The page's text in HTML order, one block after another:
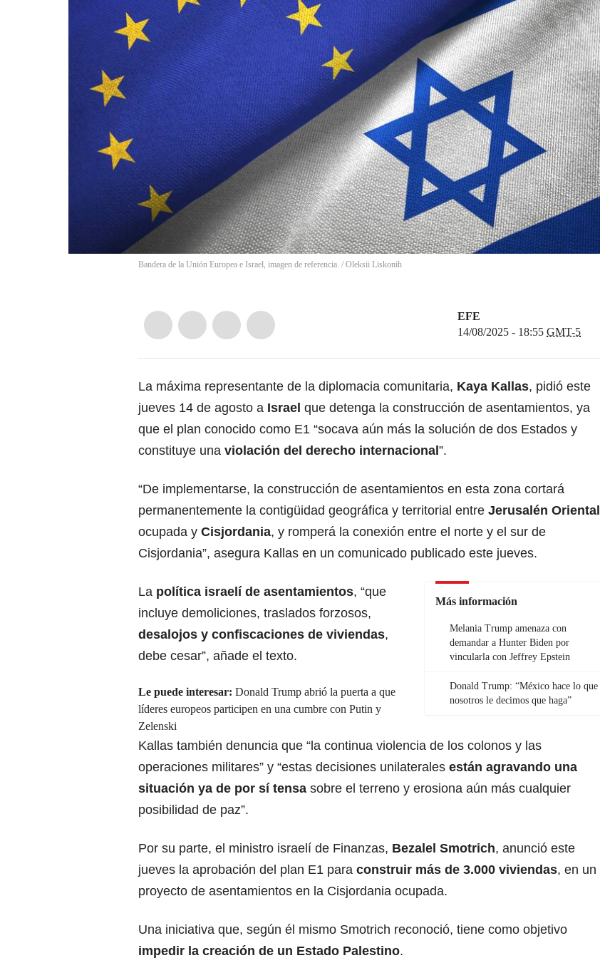
Bandera de la Unión Europea e Israel, imagen de referencia. / Oleksii Liskonih
EFE
14/08/2025 - 18:55 GMT-5
La máxima representante de la diplomacia comunitaria, Kaya Kallas, pidió este
jueves 14 de agosto a Israel que detenga la construcción de asentamientos, ya
que el plan conocido como E1 “socava aún más la solución de dos Estados y
constituye una violación del derecho internacional”.
“De implementarse, la construcción de asentamientos en esta zona cortará
permanentemente la contigüidad geográfica y territorial entre Jerusalén Oriental
ocupada y Cisjordania, y romperá la conexión entre el norte y el sur de
Cisjordania”, asegura Kallas en un comunicado publicado este jueves.
Más información
Melania Trump amenaza con
demandar a Hunter Biden por
vincularla con Jeffrey Epstein
Donald Trump: “México hace lo que
nosotros le decimos que haga”
La política israelí de asentamientos, “que
incluye demoliciones, traslados forzosos,
desalojos y confiscaciones de viviendas,
debe cesar”, añade el texto.
Le puede interesar: Donald Trump abrió la puerta a que
líderes europeos participen en una cumbre con Putin y
Zelenski
Kallas también denuncia que “la continua violencia de los colonos y las
operaciones militares” y “estas decisiones unilaterales están agravando una
situación ya de por sí tensa sobre el terreno y erosiona aún más cualquier
posibilidad de paz”.
Por su parte, el ministro israelí de Finanzas, Bezalel Smotrich, anunció este
jueves la aprobación del plan E1 para construir más de 3.000 viviendas, en un
proyecto de asentamientos en la Cisjordania ocupada.
Una iniciativa que, según él mismo Smotrich reconoció, tiene como objetivo
impedir la creación de un Estado Palestino.